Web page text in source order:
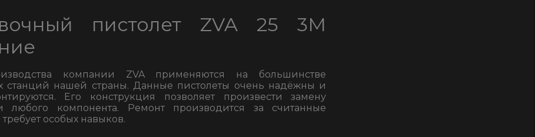
пистолет ZVA 25 3М
компании ZVA применяются на большинстве
станций нашей страны. Данные пистолеты очень надёжны и
Его конструкция позволяет произвести замену
любого компонента. Ремонт производится за считанные
особых навыков.